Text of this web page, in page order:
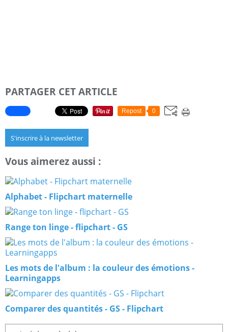
PARTAGER CET ARTICLE
Repost 0
S'inscrire à la newsletter
Vous aimerez aussi :
Alphabet - Flipchart maternelle
Range ton linge - flipchart - GS
Les mots de l'album : la couleur des émotions -
Learningapps
Comparer des quantités - GS - Flipchart